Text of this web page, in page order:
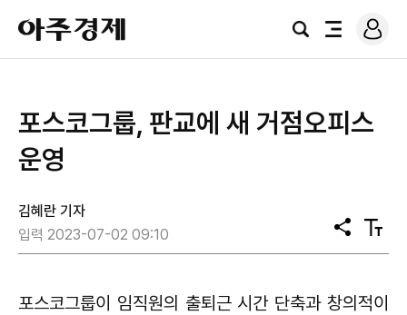
아
주
경
검
전
로
그
포스코그룹, 판교에 새 거점오피스
운영
김혜란 기자
입력 2023-07-02 09:10
공
유
텍
스
기
포스코그룹이 임직원의 출퇴근 시간 단축과 창의적이